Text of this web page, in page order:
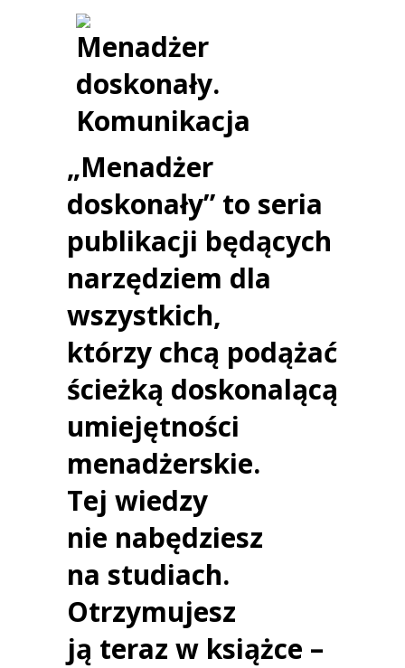
„Menadżer
doskonały” to seria
publikacji będących
narzędziem dla
wszystkich,
którzy chcą podążać
ścieżką doskonalącą
umiejętności
menadżerskie.
Tej wiedzy
nie nabędziesz
na studiach.
Otrzymujesz
ją teraz w książce –